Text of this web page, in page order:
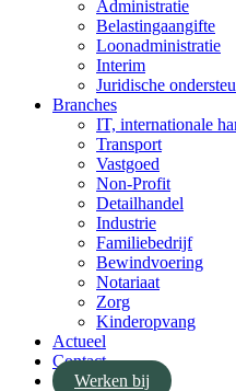
Administratie
Belastingaangifte
Loonadministratie
Interim
Juridische
Branches
IT, internationale
Transport
Vastgoed
Non-Profit
Detailhandel
Industrie
Familiebedrijf
Bewindvoering
Notariaat
Zorg
Kinderopvang
Actueel
Contact
Werken bij